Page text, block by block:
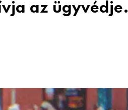
az ügyvédje.